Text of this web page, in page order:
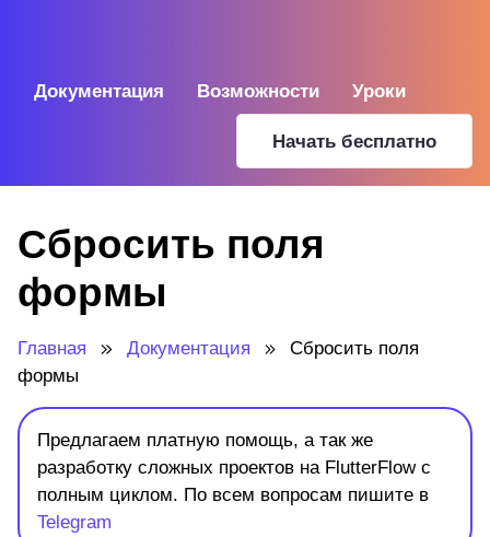
Документация Возможности Уроки
Начать бесплатно
Сбросить поля
формы
Главная Документация
Сбросить поля
формы
Предлагаем платную помощь, а так же
разработку сложных проектов на FlutterFlow с
полным циклом. По всем вопросам пишите в
Telegram